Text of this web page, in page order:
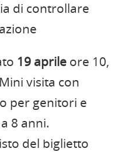
di controllare
19 aprile ore 10,
visita con
per genitori e
8 anni.
del biglietto